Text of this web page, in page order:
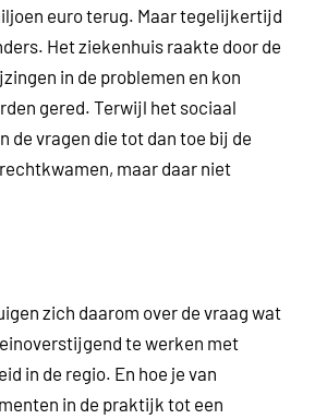
euro terug. Maar tegelijkertijd
Het ziekenhuis raakte door de
in de problemen en kon
gered. Terwijl het sociaal
de vragen die tot dan toe bij de
maar daar niet
zich daarom over de vraag wat
te werken met
in de regio. En hoe je van
in de praktijk tot een